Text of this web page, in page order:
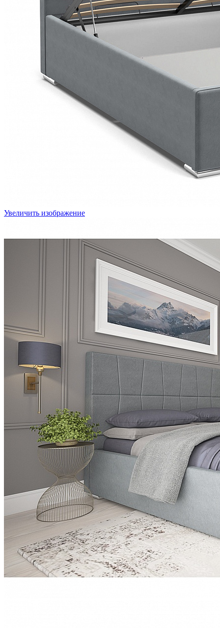
Увеличить изображение